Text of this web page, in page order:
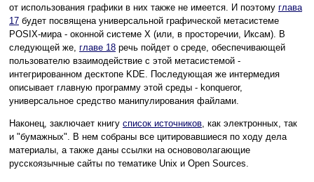
от использования графики в них также не имеется. И поэтому глава
17 будет посвящена универсальной графической метасистеме
POSIX-мира - оконной системе X (или, в просторечии, Иксам). В
следующей же, главе 18 речь пойдет о среде, обеспечивающей
пользователю взаимодействие с этой метасистемой -
интегрированном десктопе KDE. Последующая же интермедия
описывает главную программу этой среды - konqueror,
универсальное средство манипулирования файлами.
Наконец, заключает книгу список источников, как электронных, так
и "бумажных". В нем собраны все цитировавшиеся по ходу дела
материалы, а также даны ссылки на основоволагающие
русскоязычные сайты по тематике Unix и Open Sources.